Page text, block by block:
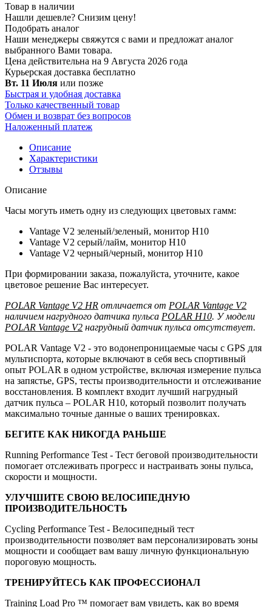
Товар в наличии
Нашли дешевле? Снизим цену!
Подобрать аналог
Наши менеджеры свяжутся с вами и предложат аналог
выбранного Вами товара.
Цена действительна на 9 Августа 2026 года
Курьерская доставка бесплатно
Вт. 11 Июля или позже
Быстрая и удобная доставка
Только качественный товар
Обмен и возврат без вопросов
Наложенный платеж
Описание
Характеристики
Отзывы
Описание
Часы могуть иметь одну из следующих цветовых гамм:
Vantage V2 зеленый/зеленый, монитор H10
Vantage V2 серый/лайм, монитор H10
Vantage V2 черный/черный, монитор H10
При формировании заказа, пожалуйста, уточните, какое
цветовое решение Вас интересует.
POLAR Vantage V2 HR отличается от POLAR Vantage V2
наличием нагрудного датчика пульса POLAR H10. У модели
POLAR Vantage V2 нагрудный датчик пульса отсутствует.
POLAR Vantage V2 - это водонепроницаемые часы с GPS для
мультиспорта, которые включают в себя весь спортивный
опыт POLAR в одном устройстве, включая измерение пульса
на запястье, GPS, тесты производительности и отслеживание
восстановления. В комплект входит лучший нагрудный
датчик пульса – POLAR H10, который позволит получать
максимально точные данные о ваших тренировках.
БЕГИТЕ КАК НИКОГДА РАНЬШЕ
Running Performance Test - Тест беговой производительности
помогает отслеживать прогресс и настраивать зоны пульса,
скорости и мощности.
УЛУЧШИТЕ СВОЮ ВЕЛОСИПЕДНУЮ
ПРОИЗВОДИТЕЛЬНОСТЬ
Cycling Performance Test - Велосипедный тест
производительности позволяет вам персонализировать зоны
мощности и сообщает вам вашу личную функциональную
пороговую мощность.
ТРЕНИРУЙТЕСЬ КАК ПРОФЕССИОНАЛ
Training Load Pro ™ помогает вам увидеть, как во время